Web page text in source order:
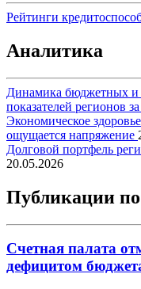
Рейтинги
Аналитика
Динамика бюджетных и
показателей регионов
Экономическое
ощущается напряжение
Долговой портфель
20.05.2026
Публикации
Счетная палата
дефицитом